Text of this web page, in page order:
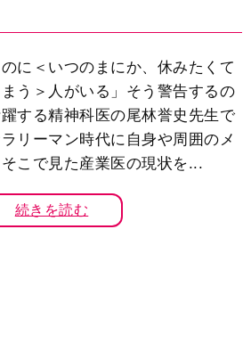
のに＜いつのまにか、休みたくて
う＞人がいる」そう警告するの
する精神科医の尾林誉史先生で
リーマン時代に自身や周囲のメ
こで見た産業医の現状を...
続きを読む